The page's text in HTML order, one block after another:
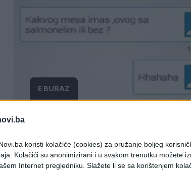
koristi kolačiće (cookies) za pružanje boljeg
Kolačići su anonimizirani i u svakom trenutku možete
Internet pregledniku. Slažete li se sa korištenjem
E BURAZ
01.02.17. 07:58
ovo će sin da pokuša